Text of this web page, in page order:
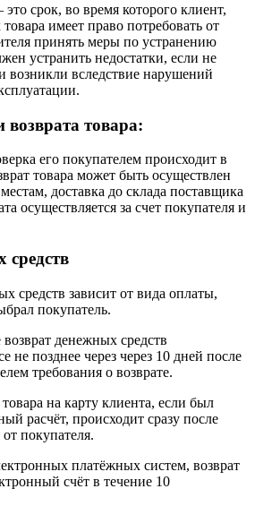
срок, во время которого клиент,
имеет право потребовать от
принять меры по устранению
устранить недостатки, если не
возникли вследствие нарушений
товара:
его покупателем происходит в
товара может быть осуществлен
доставка до склада поставщика
осуществляется за счет покупателя и
средств
средств зависит от вида оплаты,
покупатель.
денежных средств
не позднее через через 10 дней после
требования о возврате.
на карту клиента, если был
расчёт, происходит сразу после
покупателя.
платёжных систем, возврат
счёт в течение 10